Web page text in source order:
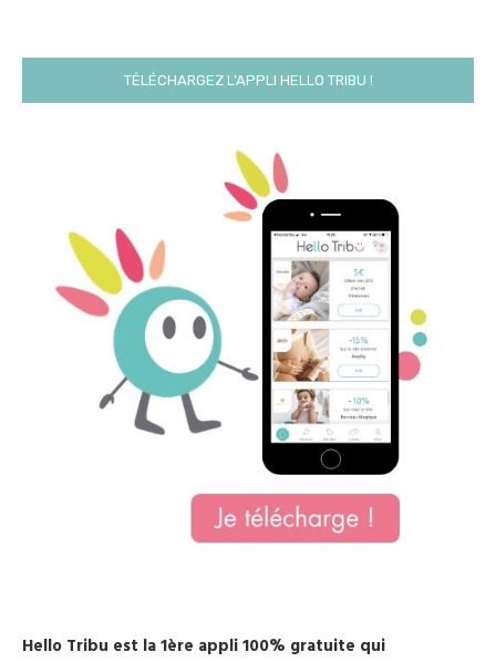
TÉLÉCHARGEZ L’APPLI HELLO TRIBU !
Hello Tribu est la 1ère appli 100% gratuite qui